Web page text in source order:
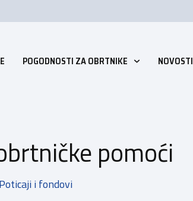
POGODNOSTI ZA OBRTNIKE NOVOSTI
pomoći
Poticaji i fondovi